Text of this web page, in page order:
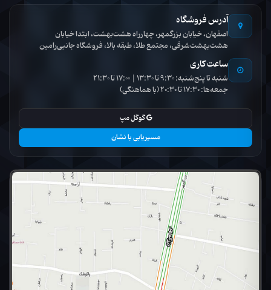
آدرس فروشگاه
اصفهان، خیابان بزرگمهر، چهارراه هشت‌بهشت، ابتدا خیابان
هشت‌بهشت‌شرقی، مجتمع طلا، طبقه بالا، فروشگاه جانبی‌رامین
ساعت کاری
شنبه تا پنج‌شنبه: 9:30 تا 13:30 | 17:00 تا 21:30
جمعه‌ها: 17:30 تا 20:30 (با هماهنگی)
گوگل مپ
مسیریابی با نشان